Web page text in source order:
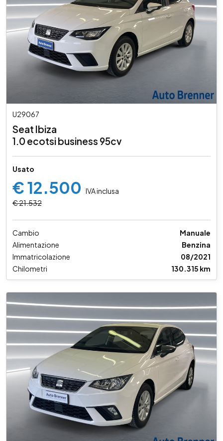
U29067
Seat Ibiza
1.0 ecotsi business 95cv
Usato
€ 12.500 IVA inclusa
€ 21.532
Cambio
Manuale
Alimentazione
Benzina
Immatricolazione
08/2021
Chilometri
130.315 km